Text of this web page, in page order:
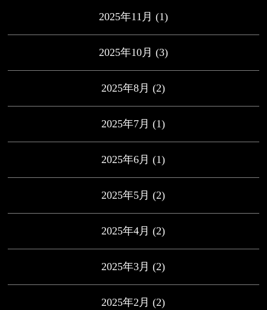
2025年11月 (1)
2025年10月 (3)
2025年8月 (2)
2025年7月 (1)
2025年6月 (1)
2025年5月 (2)
2025年4月 (2)
2025年3月 (2)
2025年2月 (2)